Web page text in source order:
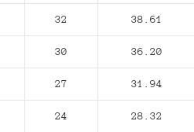
32 38.61
30 36.20
27 31.94
24 28.32